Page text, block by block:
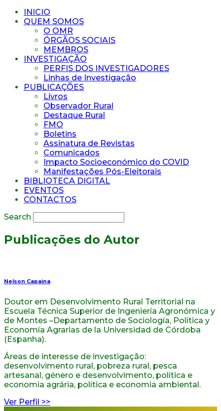
INICIO
QUEM SOMOS
O OMR
ÓRGÃOS SOCIAIS
MEMBROS
INVESTIGAÇÃO
PERFIS DOS INVESTIGADORES
Linhas de Investigação
PUBLICAÇÕES
Livros
Observador Rural
Destaque Rural
FMO
Boletins
Assinatura de Revistas
Comunicados
Impacto Socioeconómico do COVID
Manifestações Pós-Eleitorais
BIBLIOTECA DIGITAL
EVENTOS
CONTACTOS
Search
Publicações do Autor
Nelson Capaina
Doutor em Desenvolvimento Rural Territorial na
Escuela Técnica Superior de Ingeniería Agronómica y
de Montes –Departamento de Sociología, Política y
Economía Agrarias de la Universidad de Córdoba
(Espanha).
Áreas de interesse de investigação:
desenvolvimento rural, pobreza rural, pesca
artesanal, género e desenvolvimento, política e
economia agrária, política e economia ambiental.
Ver Perfil >>